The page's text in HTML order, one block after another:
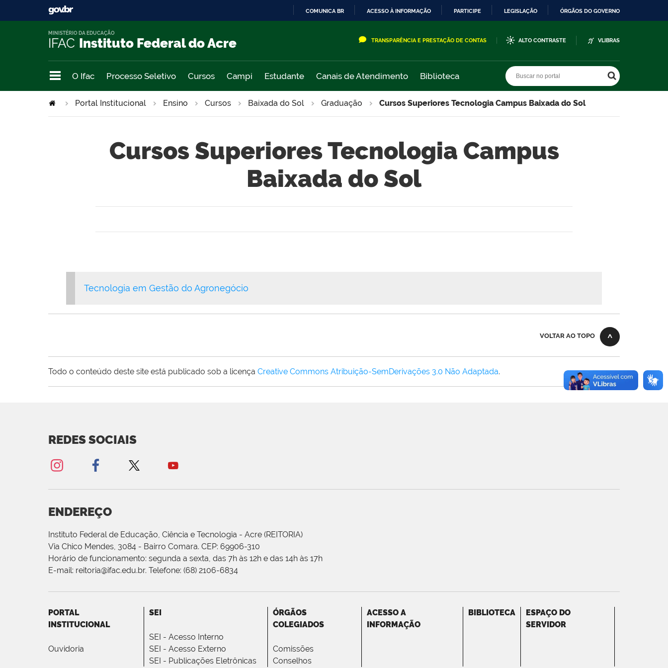
COMUNICA BR ACESSO À INFORMAÇÃO PARTICIPE LEGISLAÇÃO ÓRGÃOS DO GOVERNO
IFAC Instituto Federal do Acre
MINISTÉRIO DA EDUCAÇÃO
TRANSPARÊNCIA E PRESTAÇÃO DE CONTAS ALTO CONTRASTE VLIBRAS
O Ifac Processo Seletivo Cursos Campi Estudante Canais de Atendimento Biblioteca
Portal Institucional Ensino Cursos Baixada do Sol Graduação Cursos Superiores Tecnologia Campus Baixada do Sol
Cursos Superiores Tecnologia Campus
Baixada do Sol
Tecnologia em Gestão do Agronegócio
VOLTAR AO TOPO
Todo o conteúdo deste site está publicado sob a licença Creative Commons Atribuição-SemDerivações 3.0 Não Adaptada.
REDES SOCIAIS
ENDEREÇO
Instituto Federal de Educação, Ciência e Tecnologia - Acre (REITORIA)
Via Chico Mendes, 3084 - Bairro Comara. CEP: 69906-310
Horário de funcionamento: segunda a sexta, das 7h às 12h e das 14h às 17h
E-mail: reitoria@ifac.edu.br. Telefone: (68) 2106-6834
PORTAL
INSTITUCIONAL
Ouvidoria
SEI
SEI - Acesso Interno
SEI - Acesso Externo
SEI - Publicações Eletrônicas
ÓRGÃOS
COLEGIADOS
Comissões
Conselhos
ACESSO A
INFORMAÇÃO
BIBLIOTECA
ESPAÇO DO
SERVIDOR